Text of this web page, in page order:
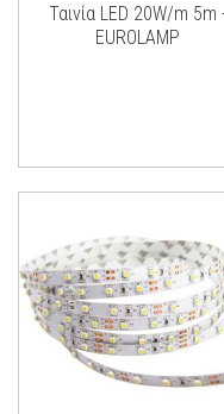
Ταινία LED 20W/m 5m
EUROLAMP